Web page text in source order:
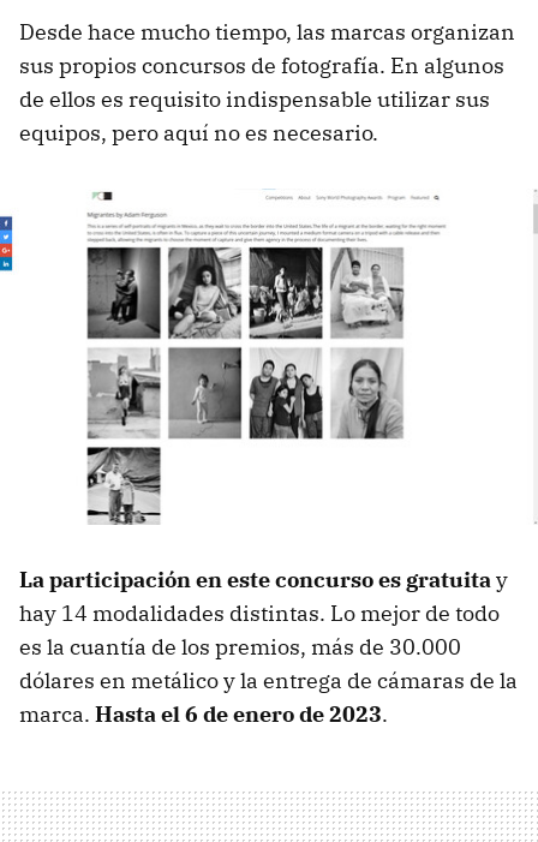
Desde hace mucho tiempo, las marcas organizan
sus propios concursos de fotografía. En algunos
de ellos es requisito indispensable utilizar sus
equipos, pero aquí no es necesario.
La participación en este concurso es gratuitay
hay 14 modalidades distintas. Lo mejor de todo
es la cuantía de los premios, más de 30.000
dólares en metálico y la entrega de cámaras de la
marca. Hasta el 6 de enero de 2023.